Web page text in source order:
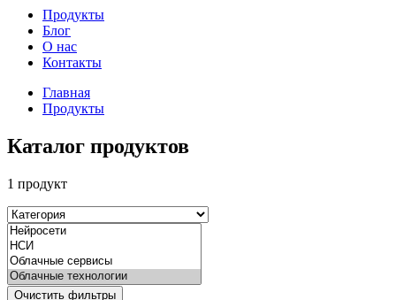
Продукты
Блог
О нас
Контакты
Главная
Продукты
Каталог продуктов
1 продукт
Очистить фильтры